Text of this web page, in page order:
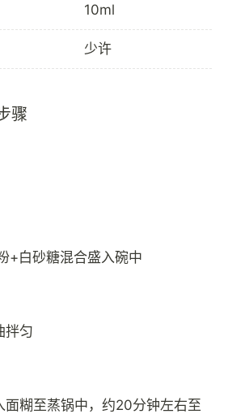
10ml
少许
骤
+白砂糖混合盛入碗中
拌匀
面糊至蒸锅中，约20分钟左右至